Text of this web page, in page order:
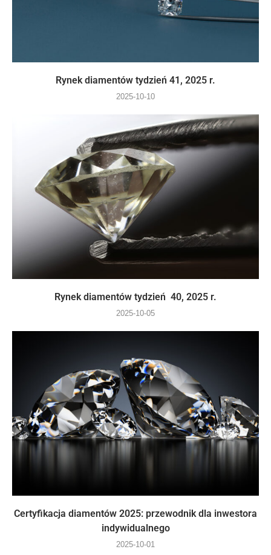
Rynek diamentów tydzień 41, 2025 r.
2025-10-10
Rynek diamentów tydzień 40, 2025 r.
2025-10-05
Certyfikacja diamentów 2025: przewodnik dla inwestora
indywidualnego
2025-10-01